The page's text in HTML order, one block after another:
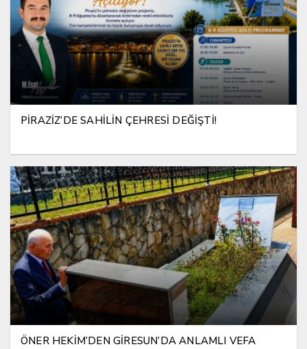
PİRAZİZ’DE SAHİLİN ÇEHRESİ DEĞİŞTİ!
ÖNER HEKİM’DEN GİRESUN’DA ANLAMLI VEFA